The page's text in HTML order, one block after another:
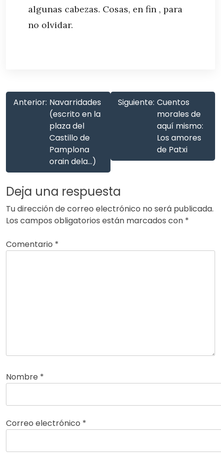
algunas cabezas. Cosas, en fin , para
no olvidar.
Anterior: Navarridades
(escrito en la
plaza del
Castillo de
Pamplona
orain dela…)
Siguiente: Cuentos
morales de
aquí mismo:
Los amores
de Patxi
Deja una respuesta
Tu dirección de correo electrónico no será publicada.
Los campos obligatorios están marcados con *
Comentario *
Nombre *
Correo electrónico *